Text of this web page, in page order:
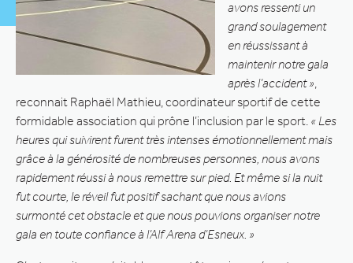
avons ressenti un
grand soulagement
en réussissant à
maintenir notre gala
après l’accident »
reconnait Raphaël Mathieu, coordinateur sportif de cette
formidable association qui prône l’inclusion par le sport. « Les
heures qui suivirent furent très intenses émotionnellement mais
grâce à la générosité de nombreuses personnes, nous avons
rapidement réussi à nous remettre sur pied. Et même si la nuit
fut courte, le réveil fut positif sachant que nous avions
surmonté cet obstacle et que nous pouvions organiser notre
gala en toute confiance à l’Alf Arena d’Esneux. »